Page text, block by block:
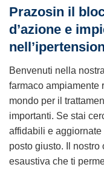
Prazosin il
d’azione e
Benvenuti nella
farmaco ampiamente
mondo per il
importanti. Se stai
affidabili e aggiornate
posto giusto. Il
esaustiva che ti